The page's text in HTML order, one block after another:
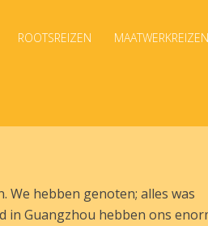
ROOTSREIZEN
We hebben genoten; alles was
in Guangzhou hebben ons